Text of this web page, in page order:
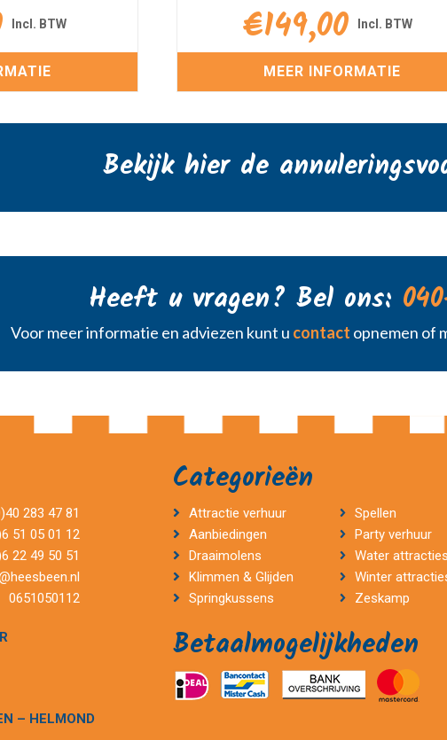
€149,00
MEER INFORMATIE
Bekijk hier de
Heeft u vragen? Bel ons:
Voor meer informatie en adviezen kunt u contact opnemen of
283 47 81
51 05 01 12
22 49 50 51
0651050112
– HELMOND
Categorieën
Attractie verhuur
Aanbiedingen
Draaimolens
Klimmen & Glijden
Springkussens
Spellen
Party verhuur
Water attracties
Winter
Zeskamp
Betaalmogelijkheden